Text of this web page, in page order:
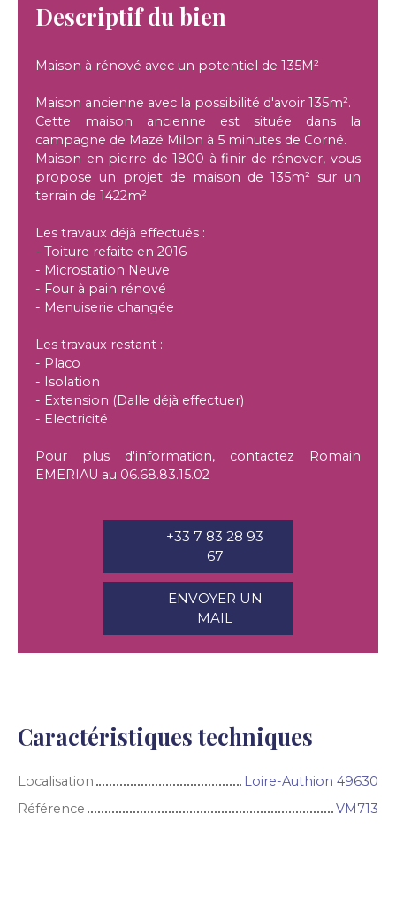
Descriptif du bien
Maison à rénové avec un potentiel de 135M²
Maison ancienne avec la possibilité d'avoir 135m².
Cette maison ancienne est située dans la
campagne de Mazé Milon à 5 minutes de Corné.
Maison en pierre de 1800 à finir de rénover, vous
propose un projet de maison de 135m² sur un
terrain de 1422m²
Les travaux déjà effectués :
- Toiture refaite en 2016
- Microstation Neuve
- Four à pain rénové
- Menuiserie changée
Les travaux restant :
- Placo
- Isolation
- Extension (Dalle déjà effectuer)
- Electricité
Pour plus d'information, contactez Romain
EMERIAU au 06.68.83.15.02
+33 7 83 28 93
67
ENVOYER UN
MAIL
Caractéristiques techniques
Localisation
Loire-Authion 49630
Référence
VM713